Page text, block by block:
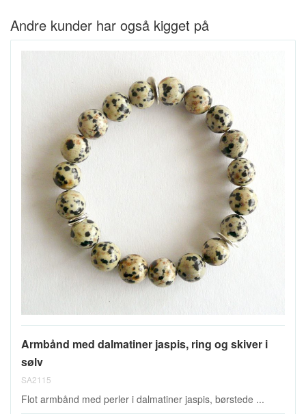
Andre kunder har også kigget på
Armbånd med dalmatiner jaspis, ring og skiver i
sølv
SA2115
Flot armbånd med perler i dalmatiner jaspis, børstede ...